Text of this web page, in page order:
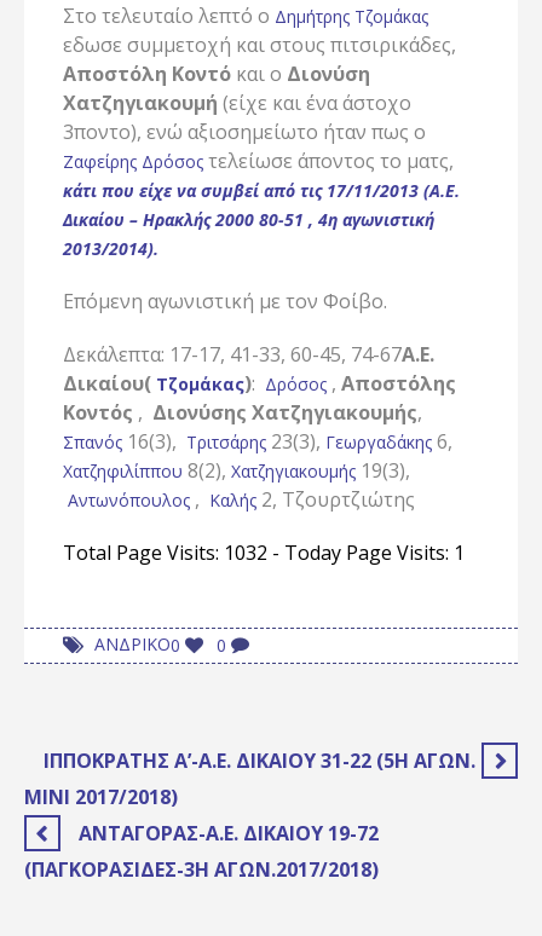
Στο τελευταίο λεπτό ο Δημήτρης Τζομάκας
εδωσε συμμετοχή και στους πιτσιρικάδες,
Αποστόλη Κοντό και ο Διονύση
Χατζηγιακουμή (είχε και ένα άστοχο
3ποντο), ενώ αξιοσημείωτο ήταν πως ο
Ζαφείρης Δρόσος τελείωσε άποντος το ματς,
κάτι που είχε να συμβεί από τις 17/11/2013 (Α.Ε.
Δικαίου – Ηρακλής 2000 80-51 , 4η αγωνιστική
2013/2014).
Επόμενη αγωνιστική με τον Φοίβο.
Δεκάλεπτα: 17-17, 41-33, 60-45, 74-67Α.Ε.
Δικαίου( Τζομάκας): Δρόσος , Αποστόλης
Κοντός , Διονύσης Χατζηγιακουμής,
Σπανός 16(3), Τριτσάρης 23(3), Γεωργαδάκης 6,
Χατζηφιλίππου 8(2), Χατζηγιακουμής 19(3),
Αντωνόπουλος , Καλής 2, Τζουρτζιώτης
Total Page Visits: 1032 - Today Page Visits: 1
0
0
ΑΝΔΡΙΚΟ
ΙΠΠΟΚΡΆΤΗΣ Α’-Α.Ε. ΔΙΚΑΊΟΥ 31-22 (5Η ΑΓΩΝ.
ΜΙΝΙ 2017/2018)
ΑΝΤΑΓΌΡΑΣ-Α.Ε. ΔΙΚΑΊΟΥ 19-72
(ΠΑΓΚΟΡΑΣΊΔΕΣ-3Η ΑΓΩΝ.2017/2018)